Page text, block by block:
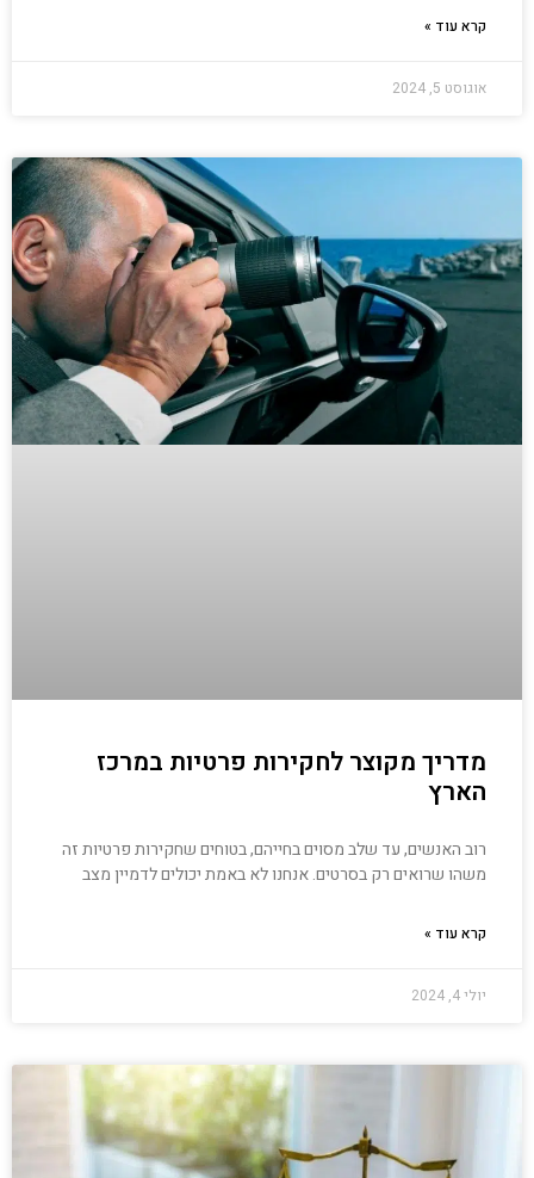
קרא עוד »
אוגוסט 5, 2024
מדריך מקוצר לחקירות פרטיות במרכז
הארץ
רוב האנשים, עד שלב מסוים בחייהם, בטוחים שחקירות פרטיות זה
משהו שרואים רק בסרטים. אנחנו לא באמת יכולים לדמיין מצב
קרא עוד »
יולי 4, 2024